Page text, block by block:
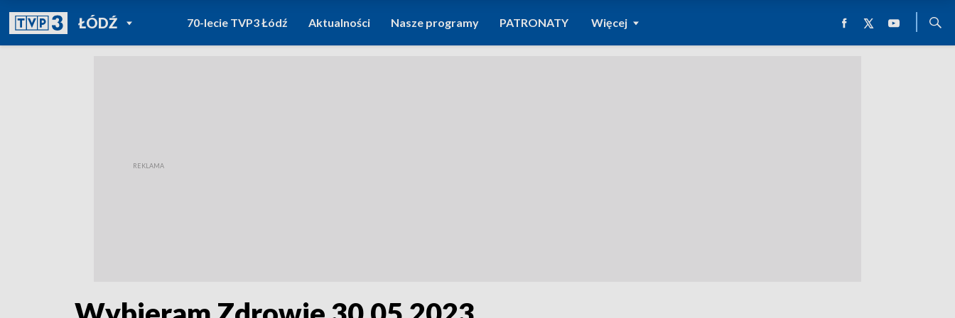
ŁÓDŹPOWRÓT DO
TVP REGIONY
70-lecie TVP3 Łódź Aktualności Nasze programy PATRONATY Więcej